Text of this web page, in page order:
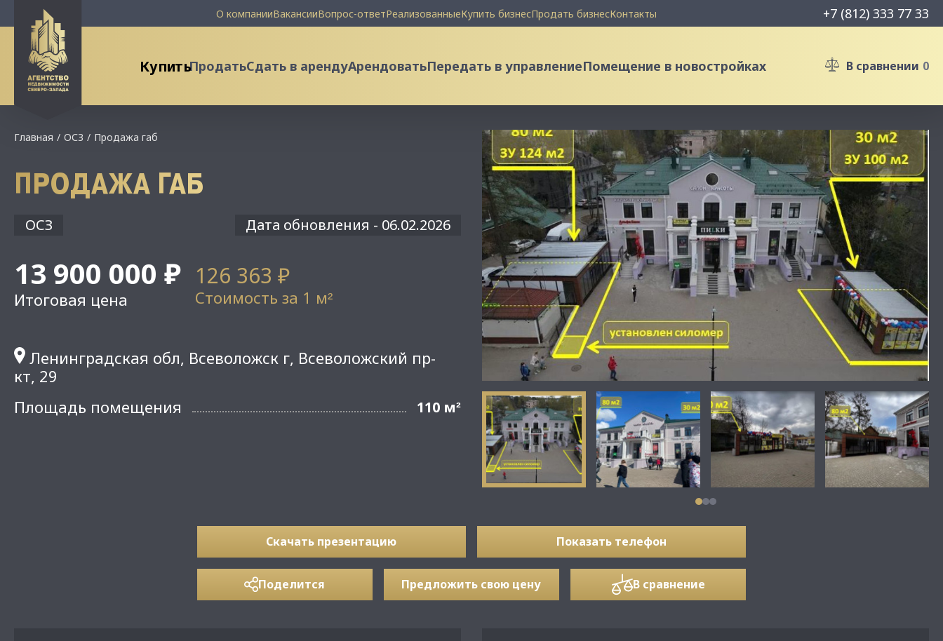
О компанииВакансииВопрос-ответРеализованныеКупить бизнесПродать бизнесКонтакты +7 (812) 333 77 33
КупитьПродатьСдать в арендуАрендоватьПередать в управлениеПомещение в новостройках В сравнении 0
Главная ОСЗ Продажа габ
ПРОДАЖА ГАБ
ОСЗ Дата обновления - 06.02.2026
13 900 000 ₽
Итоговая цена
126 363 ₽
Стоимость за 1 м²
Ленинградская обл, Всеволожск г, Всеволожский пр-
кт, 29
Площадь помещения
110 м²
Скачать презентацию Показать телефон
Поделится Предложить свою цену В сравнение